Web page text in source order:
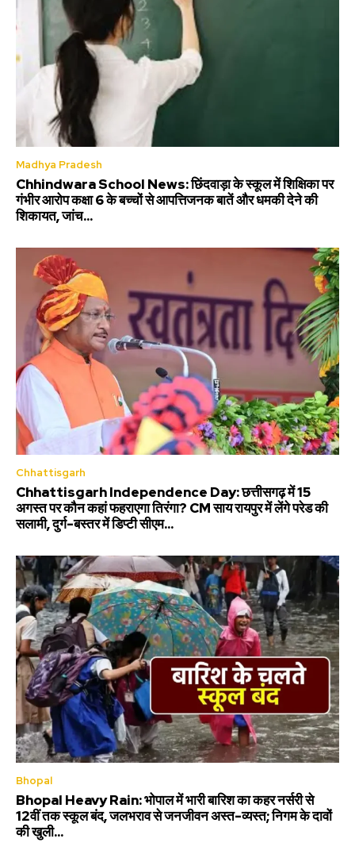
Madhya Pradesh
Chhindwara School News: छिंदवाड़ा के स्कूल में शिक्षिका पर
गंभीर आरोप कक्षा 6 के बच्चों से आपत्तिजनक बातें और धमकी देने की
शिकायत, जांच...
Chhattisgarh
Chhattisgarh Independence Day: छत्तीसगढ़ में 15
अगस्त पर कौन कहां फहराएगा तिरंगा? CM साय रायपुर में लेंगे परेड की
सलामी, दुर्ग-बस्तर में डिप्टी सीएम...
Bhopal
Bhopal Heavy Rain: भोपाल में भारी बारिश का कहर नर्सरी से
12वीं तक स्कूल बंद, जलभराव से जनजीवन अस्त-व्यस्त; निगम के दावों
की खुली...